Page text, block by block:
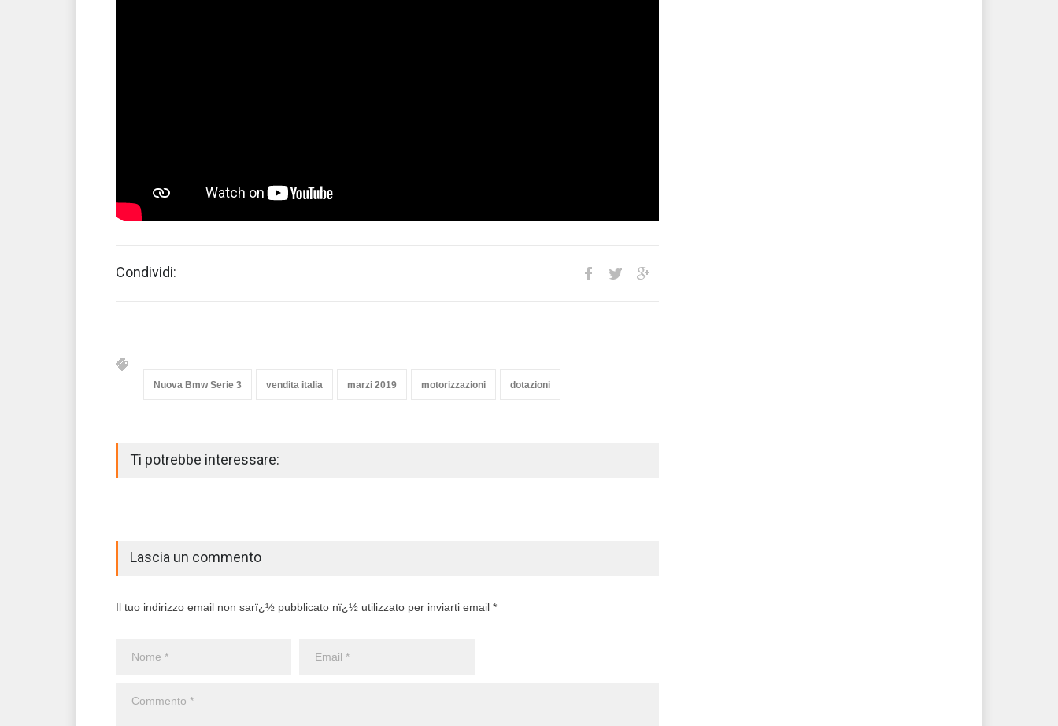
Condividi:
Nuova Bmw Serie 3 vendita italia marzi 2019 motorizzazioni dotazioni
Ti potrebbe interessare:
Lascia un commento
Il tuo indirizzo email non sarï¿½ pubblicato nï¿½ utilizzato per inviarti email *